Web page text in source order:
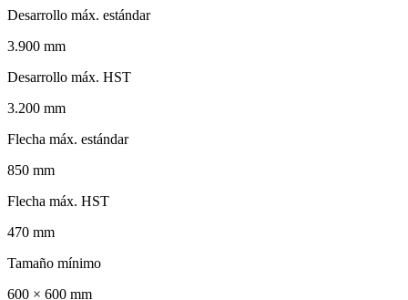
Desarrollo máx. estándar
3.900 mm
Desarrollo máx. HST
3.200 mm
Flecha máx. estándar
850 mm
Flecha máx. HST
470 mm
Tamaño mínimo
600 × 600 mm